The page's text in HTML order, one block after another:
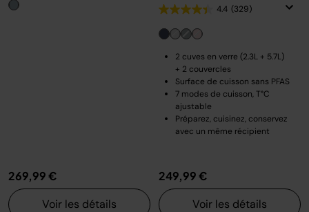
269,99 €
Voir les détails
4.4 (329)
2 cuves en verre (2.3L + 5.7L)
+ 2 couvercles
Surface de cuisson sans PFAS
7 modes de cuisson, T°C
ajustable
Préparez, cuisinez, conservez
avec un même récipient
249,99 €
Voir les détails